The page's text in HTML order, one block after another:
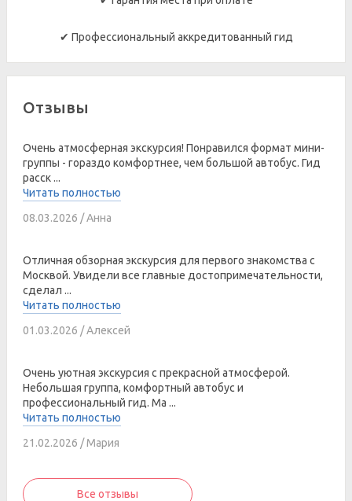
✔ Профессиональный аккредитованный гид
Отзывы
Очень атмосферная экскурсия! Понравился формат мини-
группы - гораздо комфортнее, чем большой автобус. Гид
расск ...
Читать полностью
08.03.2026 / Анна
Отличная обзорная экскурсия для первого знакомства с
Москвой. Увидели все главные достопримечательности,
сделал ...
Читать полностью
01.03.2026 / Алексей
Очень уютная экскурсия с прекрасной атмосферой.
Небольшая группа, комфортный автобус и
профессиональный гид. Ма ...
Читать полностью
21.02.2026 / Мария
Все отзывы